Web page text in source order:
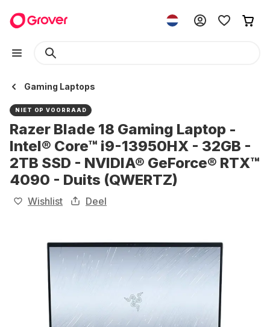
Gaming Laptops
NIET OP VOORRAAD
Razer Blade 18 Gaming Laptop -
Intel® Core™ i9-13950HX - 32GB -
2TB SSD - NVIDIA® GeForce® RTX™
4090 - Duits (QWERTZ)
Wishlist Deel